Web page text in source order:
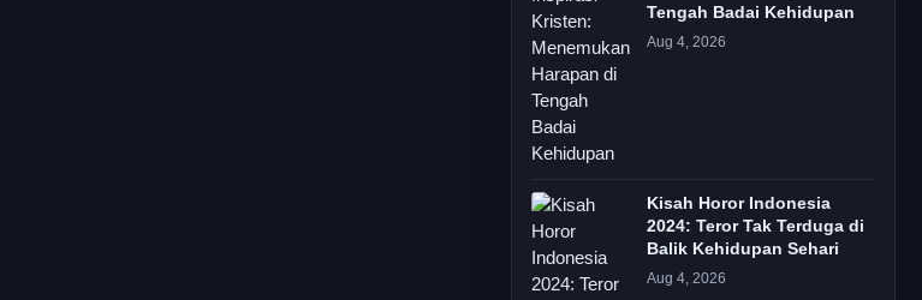
Tengah Badai Kehidupan
Aug 4, 2026
Kisah Horor Indonesia
2024: Teror Tak Terduga di
Balik Kehidupan Sehari
Aug 4, 2026